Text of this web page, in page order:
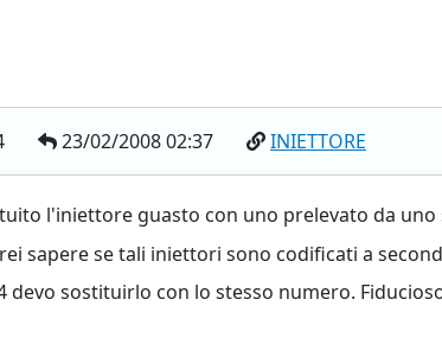
23/02/2008 02:37 INIETTORE
l'iniettore guasto con uno prelevato da
sapere se tali iniettori sono codificati a
sostituirlo con lo stesso numero.